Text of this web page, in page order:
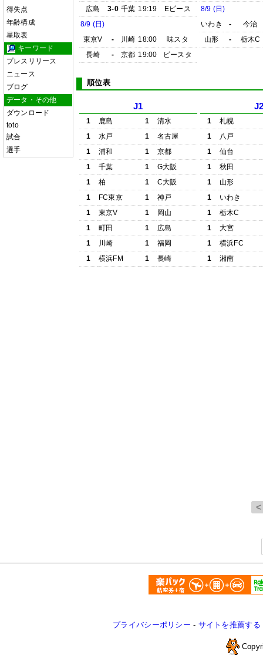
得失点
年齢構成
星取表
キーワード
プレスリリース
ニュース
ブログ
データ・その他
ダウンロード
toto
試合
選手
広島
3-0 千葉 19:19
Eピース
8/9 (日)
東京V
- 川崎 18:00
味スタ
長崎
- 京都 19:00 ピースタ
8/9 (日)
いわき
-
今治
山形
- 栃木C
順位表
J1
1 鹿島 1
清水
1
水戸 1
名古屋
1
浦和 1
京都
1
千葉 1
G大阪
1
柏 1
C大阪
1
FC東京 1
神戸
1
東京V 1
岡山
1
町田 1
広島
1
川崎 1
福岡
1
横浜FM 1 長崎
1
札幌
1
八戸
1
仙台
1
秋田
1
山形
1
いわき
1
栃木C
1
大宮
1
横浜FC
1
湘南
プライバシーポリシー - サイトを推薦する